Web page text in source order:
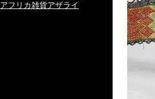
アフリカ雑貨アザライ